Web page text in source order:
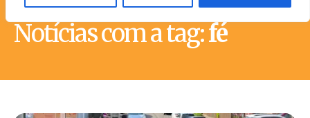
Notícias com a tag:fé